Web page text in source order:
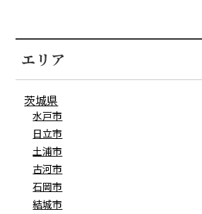
エリア
茨城県
水戸市
日立市
土浦市
古河市
石岡市
結城市